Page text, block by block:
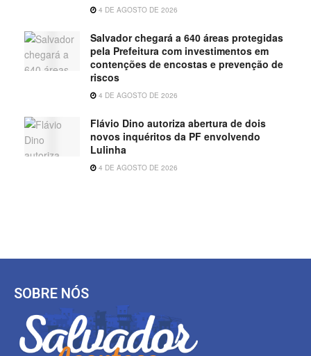
4 DE AGOSTO DE 2026
Salvador chegará a 640 áreas protegidas
pela Prefeitura com investimentos em
contenções de encostas e prevenção de
riscos
4 DE AGOSTO DE 2026
Flávio Dino autoriza abertura de dois
novos inquéritos da PF envolvendo
Lulinha
4 DE AGOSTO DE 2026
SOBRE NÓS